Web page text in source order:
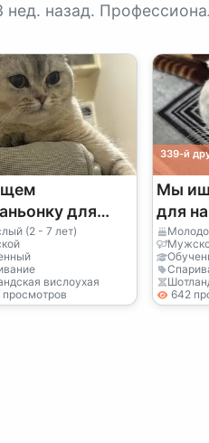
назад.
для
двухлетнего
(2 - 7 лет)
вислоухая
339-й
Мы
для
642